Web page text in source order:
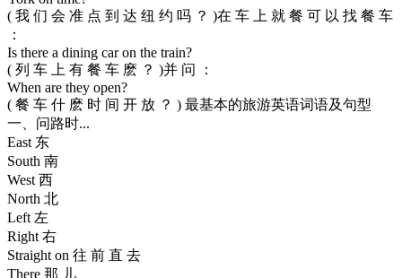
( 我 们 会 准 点 到 达 纽 约 吗 ？ )在 车 上 就 餐 可 以 找 餐 车
：
Is there a dining car on the train?
( 列 车 上 有 餐 车 麽 ？ )并 问 ：
When are they open?
( 餐 车 什 麽 时 间 开 放 ？ ) 最基本的旅游英语词语及句型
一、问路时...
East 东
South 南
West 西
North 北
Left 左
Right 右
Straight on 往 前 直 去
There 那 儿